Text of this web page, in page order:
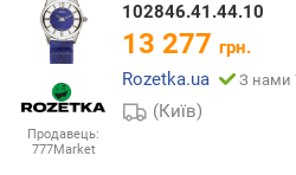
Продавець:
777Market
102846.41.44.10
13 277 грн.
Rozetka.ua
З нами
(Київ)